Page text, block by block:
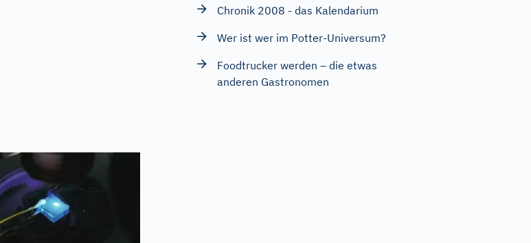
Chronik 2008 - das Kalendarium
Wer ist wer im Potter-Universum?
Foodtrucker werden – die etwas
anderen Gastronomen